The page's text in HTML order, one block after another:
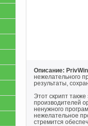
Описание:
нежелательного
результаты,
Этот скрипт
производителей
ненужного
нежелательное
стремится